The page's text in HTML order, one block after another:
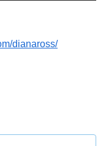
dianaross/